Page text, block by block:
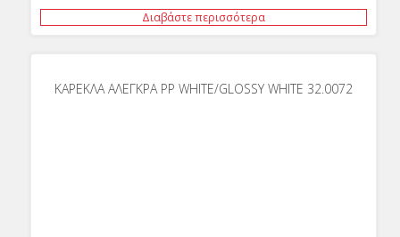
Διαβάστε περισσότερα
ΚΑΡΕΚΛΑ ΑΛΕΓΚΡΑ ΡΡ WHITE/GLOSSY WHITE 32.0072